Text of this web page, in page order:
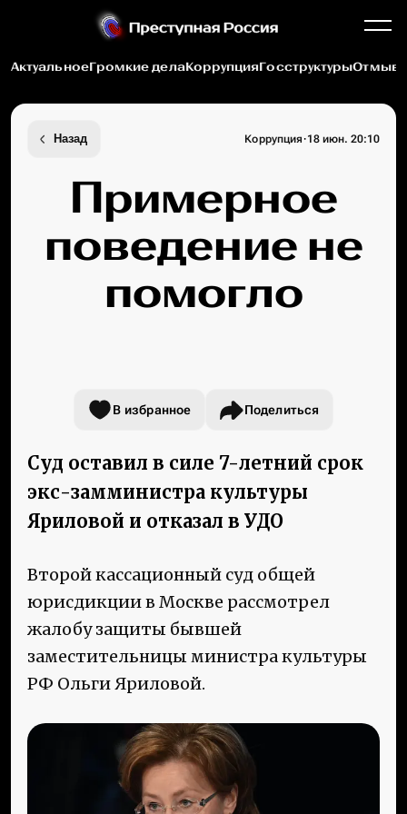
АктуальноеГромкие делаКоррупцияГосструктуры
Назад Коррупция·18 июн. 20:10
Примерное
поведение не
помогло
В избранное Поделиться
Суд оставил в силе 7-летний срок
экс-замминистра культуры
Яриловой и отказал в УДО
Второй кассационный суд общей
юрисдикции в Москве рассмотрел
жалобу защиты бывшей
заместительницы министра культуры
РФ Ольги Яриловой.